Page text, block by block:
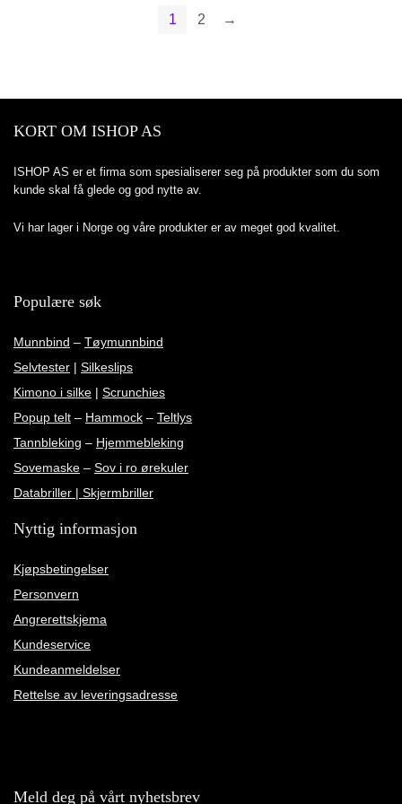
1
2 →
KORT OM ISHOP AS
ISHOP AS er et firma som spesialiserer seg på produkter som du som
kunde skal få glede og god nytte av.
Vi har lager i Norge og våre produkter er av meget god kvalitet.
Populære søk
Munnbind – Tøymunnbind
Selvtester | Silkeslips
Kimono i silke | Scrunchies
Popup telt – Hammock – Teltlys
Tannbleking – Hjemmebleking
Sovemaske – Sov i ro ørekuler
Databriller | Skjermbriller
Nyttig informasjon
Kjøpsbetingelser
Personvern
Angrerettskjema
Kundeservice
Kundeanmeldelser
Rettelse av leveringsadresse
Meld deg på vårt nyhetsbrev